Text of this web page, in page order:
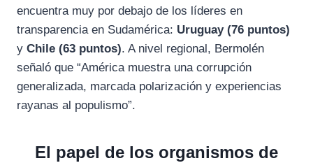
encuentra muy por debajo de los líderes en
transparencia en Sudamérica: Uruguay (76 puntos)
y Chile (63 puntos). A nivel regional, Bermolén
señaló que “América muestra una corrupción
generalizada, marcada polarización y experiencias
rayanas al populismo”.
El papel de los organismos de